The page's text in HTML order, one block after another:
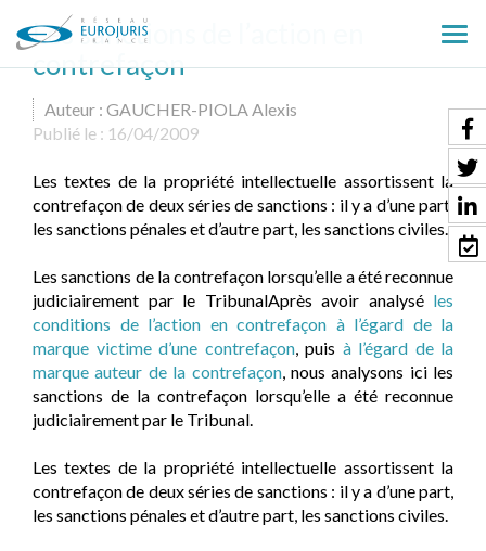
le
Les sanctions de l’action en
contrefaçon
Auteur : GAUCHER-PIOLA Alexis
Publié le : 16/04/2009
Les textes de la propriété intellectuelle assortissent la
contrefaçon de deux séries de sanctions : il y a d’une part,
les sanctions pénales et d’autre part, les sanctions civiles.
Les sanctions de la contrefaçon lorsqu’elle a été reconnue
judiciairement par le TribunalAprès avoir analysé les
conditions de l’action en contrefaçon à l’égard de la
marque victime d’une contrefaçon, puis à l’égard de la
marque auteur de la contrefaçon, nous analysons ici les
sanctions de la contrefaçon lorsqu’elle a été reconnue
judiciairement par le Tribunal.
Les textes de la propriété intellectuelle assortissent la
contrefaçon de deux séries de sanctions : il y a d’une part,
les sanctions pénales et d’autre part, les sanctions civiles.